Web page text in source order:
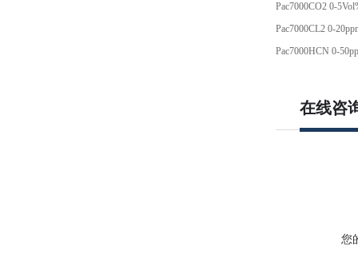
Pac7000CO2 0-
Pac7000CL2 0-
Pac7000HCN 0-
在线咨
您